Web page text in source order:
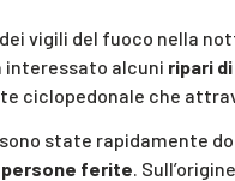
vigili del fuoco nella
interessato alcuni ripari
ciclopedonale che
state rapidamente
ferite.